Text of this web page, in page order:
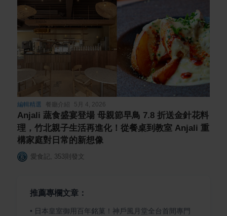
編輯精選 餐廳介紹 5月 4, 2026
Anjali 蔬食盛宴登場 母親節早鳥 7.8 折送金針花料
理，竹北親子生活再進化！從餐桌到教室 Anjali 重
構家庭對日常的新想像
愛食記, 353 則發文
推薦專欄文章：
• 日本皇室御用百年銘菓！神戶風月堂全台首間專門